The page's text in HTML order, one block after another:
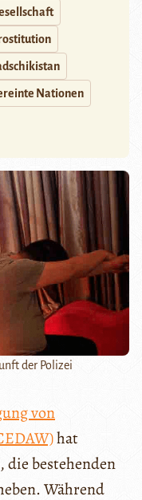
Nationen
der Polizei
von
hat
die bestehenden
Während